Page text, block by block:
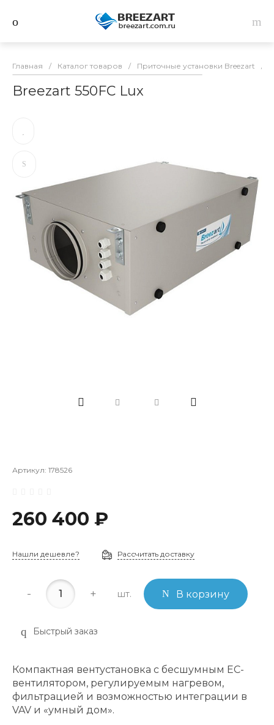
Главная / Каталог товаров / Приточные установки Breezart /
Breezart 550FC Lux
Артикул: 178526
260 400 ₽
Нашли дешевле? Рассчитать доставку
- + шт. В корзину
Быстрый заказ
Компактная вентустановка с бесшумным EC-
вентилятором, регулируемым нагревом,
фильтрацией и возможностью интеграции в
VAV и «умный дом».